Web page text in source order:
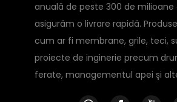
anuală de peste 300 de milioane
asigurăm o livrare rapidă.
cum ar fi membrane, grile, teci,
proiecte de inginerie precum
ferate, managementul apei și